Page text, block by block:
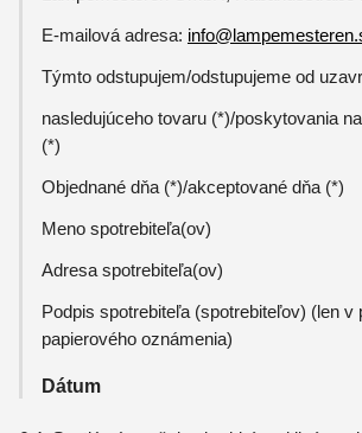
E-mailová adresa:
Týmto odstupujem/odstupujeme od
nasledujúceho tovaru (*)/poskytovania
(*)
Objednané dňa (*)/akceptované dňa (*)
Meno spotrebiteľa(ov)
Adresa spotrebiteľa(ov)
Podpis spotrebiteľa (spotrebiteľov) (len v
papierového oznámenia)
Dátum